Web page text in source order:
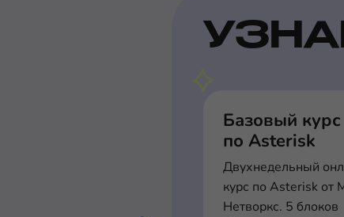
Базовый курс
по Asterisk
Двухнедельный
курс по Asterisk от
Нетворкс. 5 блоков